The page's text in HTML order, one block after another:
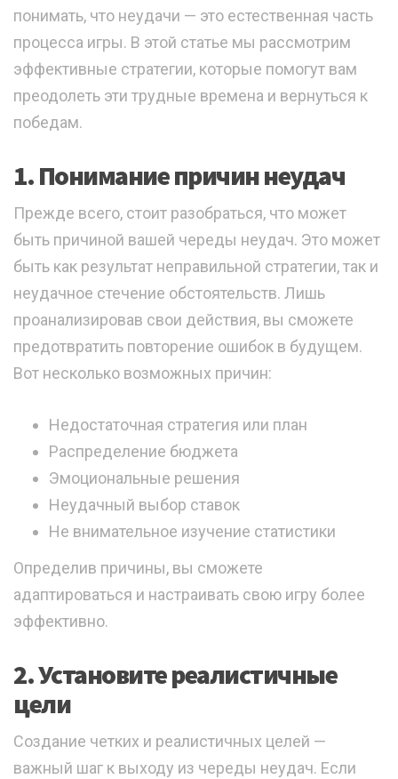
понимать, что неудачи — это естественная часть
процесса игры. В этой статье мы рассмотрим
эффективные стратегии, которые помогут вам
преодолеть эти трудные времена и вернуться к
победам.
1. Понимание причин неудач
Прежде всего, стоит разобраться, что может
быть причиной вашей череды неудач. Это может
быть как результат неправильной стратегии, так и
неудачное стечение обстоятельств. Лишь
проанализировав свои действия, вы сможете
предотвратить повторение ошибок в будущем.
Вот несколько возможных причин:
Недостаточная стратегия или план
Распределение бюджета
Эмоциональные решения
Неудачный выбор ставок
Не внимательное изучение статистики
Определив причины, вы сможете
адаптироваться и настраивать свою игру более
эффективно.
2. Установите реалистичные
цели
Создание четких и реалистичных целей —
важный шаг к выходу из череды неудач. Если